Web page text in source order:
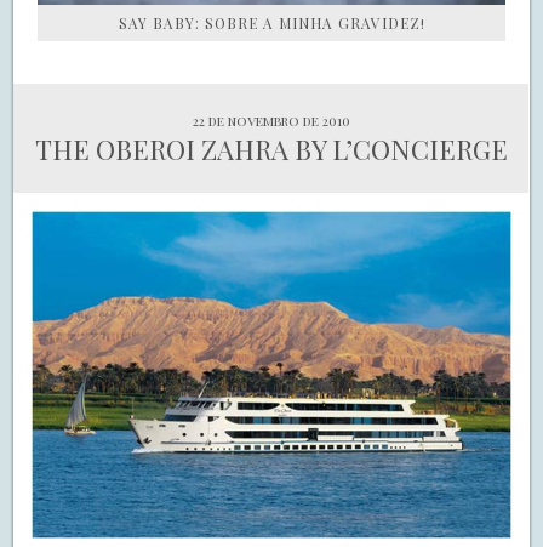
SAY BABY: SOBRE A MINHA GRAVIDEZ!
22 de novembro de 2010
THE OBEROI ZAHRA BY L’CONCIERGE